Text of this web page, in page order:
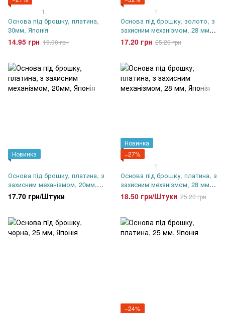
1
Основа пiд брошку, платина,
30мм, Японія
14.95 грн 19.00 грн
1
Основа пiд брошку, золото, з
захисним механізмом, 28 мм,
Японія
17.20 грн 25.20 грн
Новинка
Основа пiд брошку, платина, з
захисним механізмом, 20мм,
Японія
17.70 грн/Штуки
Новинка
−27%
1
Основа пiд брошку, платина, з
захисним механізмом, 28 мм,
Японія
18.50 грн/Штуки 25.20 грн
−24%